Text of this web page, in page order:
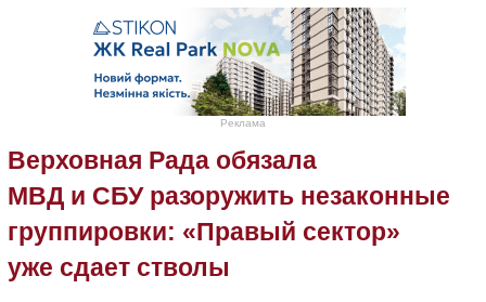
Реклама
Верховная Рада обязала
МВД и СБУ разоружить незаконные
группировки: «Правый сектор»
уже сдает стволы